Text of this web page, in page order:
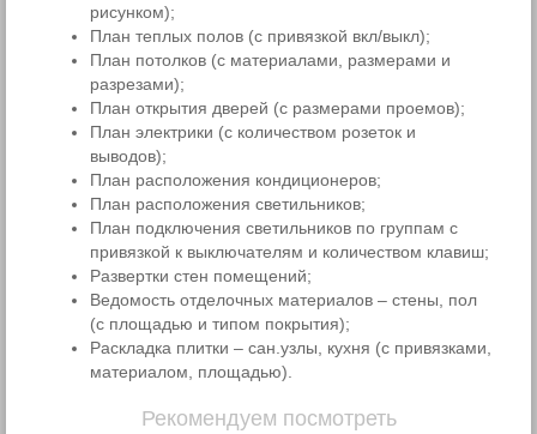
рисунком);
План теплых полов (с привязкой вкл/выкл);
План потолков (c материалами, размерами и
разрезами);
План открытия дверей (с размерами проемов);
План электрики (с количеством розеток и
выводов);
План расположения кондиционеров;
План расположения светильников;
План подключения светильников по группам с
привязкой к выключателям и количеством клавиш;
Развертки стен помещений;
Ведомость отделочных материалов – стены, пол
(с площадью и типом покрытия);
Раскладка плитки – сан.узлы, кухня (с привязками,
материалом, площадью).
Рекомендуем посмотреть